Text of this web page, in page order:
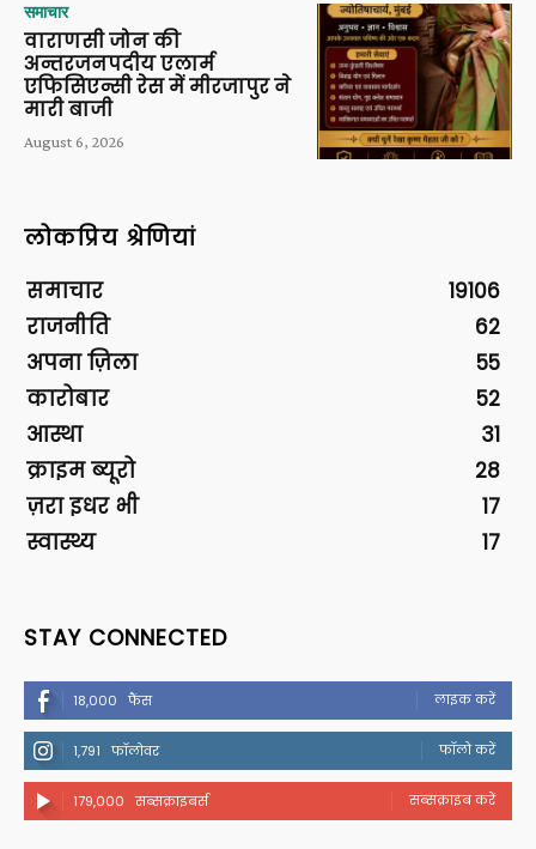
समाचार
वाराणसी जोन की
अन्तरजनपदीय एलार्म
एफिसिएन्सी रेस में मीरजापुर ने
मारी बाजी
August 6, 2026
लोकप्रिय श्रेणियां
समाचार
19106
राजनीति
62
अपना ज़िला
55
कारोबार
52
आस्था
31
क्राइम ब्यूरो
28
ज़रा इधर भी
17
स्वास्थ्य
17
STAY CONNECTED
18,000 फैंस लाइक करें
1,791 फॉलोवर फॉलो करें
179,000 सब्सक्राइबर्स सब्सक्राइब करें